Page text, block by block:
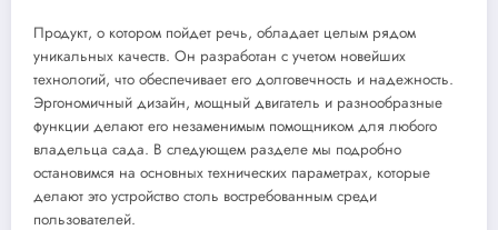
Продукт, о котором пойдет речь, обладает целым рядом
уникальных качеств. Он разработан с учетом новейших
технологий, что обеспечивает его долговечность и надежность.
Эргономичный дизайн, мощный двигатель и разнообразные
функции делают его незаменимым помощником для любого
владельца сада. В следующем разделе мы подробно
остановимся на основных технических параметрах, которые
делают это устройство столь востребованным среди
пользователей.